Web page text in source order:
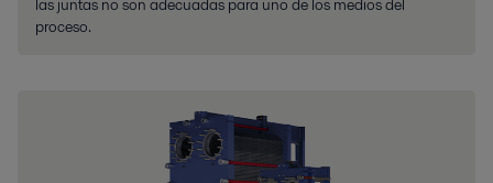
las juntas no son adecuadas para uno de los medios del
proceso.